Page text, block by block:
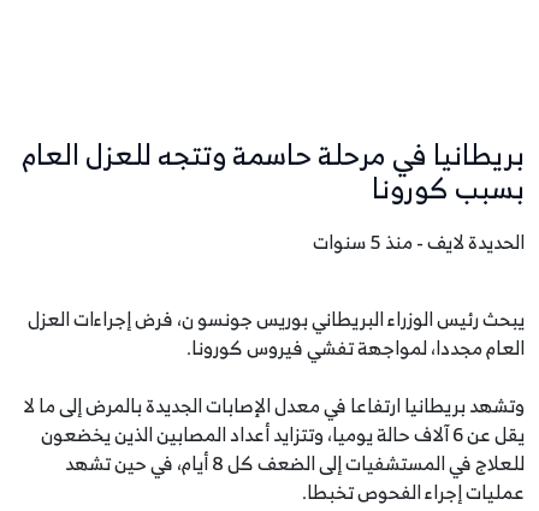
بريطانيا في مرحلة حاسمة وتتجه للعزل العام
بسبب كورونا
الحديدة لايف - منذ 5 سنوات
يبحث رئيس الوزراء البريطاني بوريس جونسو ن، فرض إجراءات العزل
العام مجددا، لمواجهة تفشي فيروس كورونا.
وتشهد بريطانيا ارتفاعا في معدل الإصابات الجديدة بالمرض إلى ما لا
يقل عن 6 آلاف حالة يوميا، وتتزايد أعداد المصابين الذين يخضعون
للعلاج في المستشفيات إلى الضعف كل 8 أيام، في حين تشهد
عمليات إجراء الفحوص تخبطا.